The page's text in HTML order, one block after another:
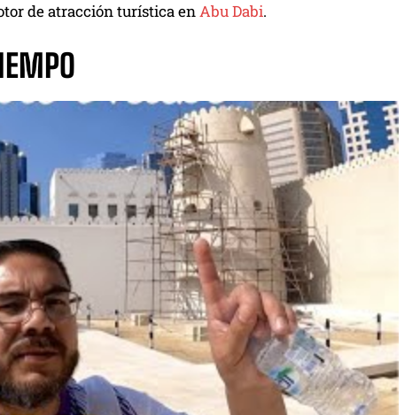
de atracción turística enAbu Dabi.